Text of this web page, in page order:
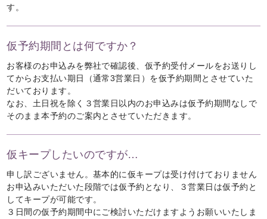
す。
仮予約期間とは何ですか？
お客様のお申込みを弊社で確認後、仮予約受付メールをお送りし
てからお支払い期日（通常3営業日）を仮予約期間とさせていた
だいております。
なお、土日祝を除く３営業日以内のお申込みは仮予約期間なしで
そのまま本予約のご案内とさせていただきます。
仮キープしたいのですが…
申し訳ございません。基本的に仮キープは受け付けておりません
お申込みいただいた段階では仮予約となり、３営業日は仮予約と
してキープが可能です。
３日間の仮予約期間中にご検討いただけますようお願いいたしま